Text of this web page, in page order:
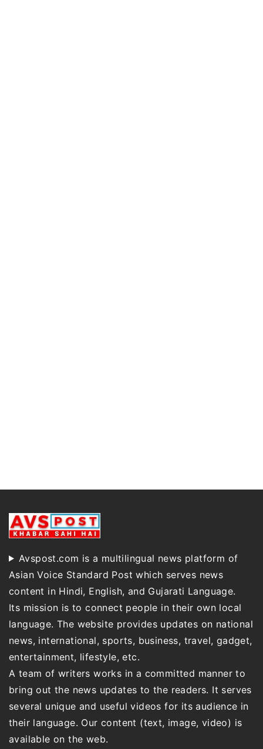
Avspost.com is a multilingual news platform of
Asian Voice Standard Post which serves news
content in Hindi, English, and Gujarati Language.
Its mission is to connect people in their own local
language. The website provides updates on national
news, international, sports, business, travel, gadget,
entertainment, lifestyle, etc.
A team of writers works in a committed manner to
bring out the news updates to the readers. It serves
several unique and useful videos for its audience in
their language. Our content (text, image, video) is
available on the web.